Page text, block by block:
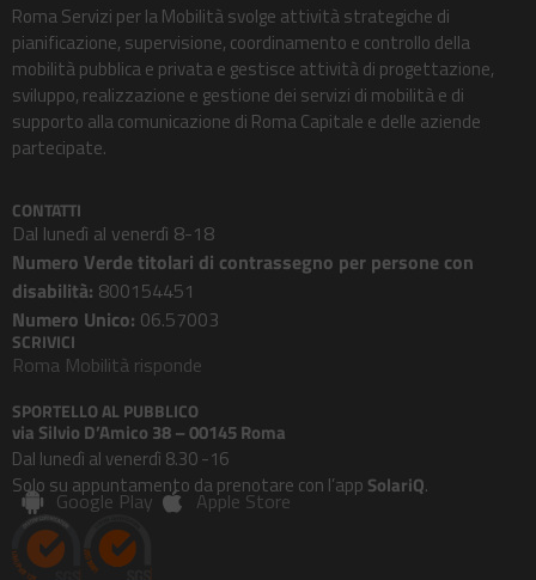
Roma Servizi per la Mobilità svolge attività strategiche di
pianificazione, supervisione, coordinamento e controllo della
mobilità pubblica e privata e gestisce attività di progettazione,
sviluppo, realizzazione e gestione dei servizi di mobilità e di
supporto alla comunicazione di Roma Capitale e delle aziende
partecipate.
CONTATTI
Dal lunedì al venerdì 8-18
Numero Verde titolari di contrassegno per persone con
disabilità: 800154451
Numero Unico: 06.57003
SCRIVICI
Roma Mobilità risponde
SPORTELLO AL PUBBLICO
via Silvio D’Amico 38 – 00145 Roma
Dal lunedì al venerdì 8.30 -16
Solo su appuntamento da prenotare con l’app SolariQ.
Google Play Apple Store